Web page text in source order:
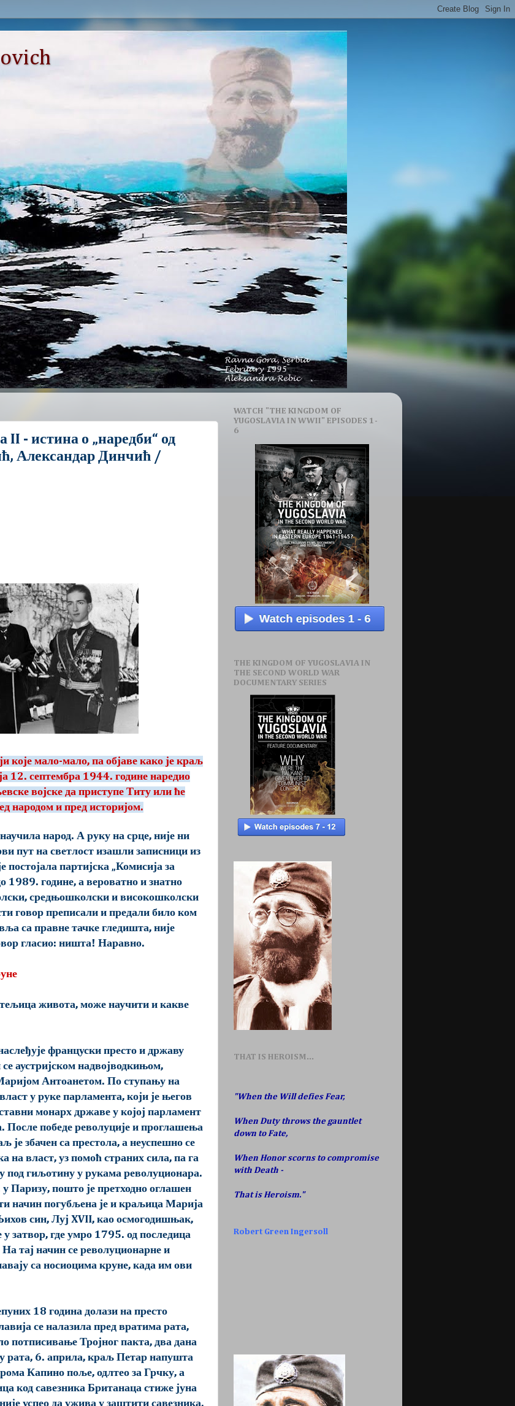
- истина о „наредби“ од
Александар Динчић /
које мало-мало, па објаве како је краљ
12. септембра 1944. године наредио
војске да приступе Титу или ће
народом и пред историјом.
народ. А руку на срце, није ни
пут на светлост изашли записници из
постојала партијска „Комисија за
1989. године, а вероватно и знатно
средњошколски и високошколски
говор преписали и предали било ком
са правне тачке гледишта, није
гласио: ништа! Наравно.
живота, може научити и какве
француски престо и државу
аустријском надвојводкињом,
Антоанетом. По ступању на
у руке парламента, који је његов
монарх државе у којој парламент
После победе револуције и проглашења
збачен са престола, а неуспешно се
на власт, уз помоћ страних сила, па га
под гиљотину у рукама револуционара.
Паризу, пошто је претходно оглашен
начин погубљена је и краљица Марија
син, Луј XVII, као осмогодишњак,
у затвор, где умро 1795. од последица
тај начин се револуционарне и
са носиоцима круне, када им ови
18 година долази на престо
се налазила пред вратима рата,
потписивање Тројног пакта, два дана
рата, 6. априла, краљ Петар напушта
Капино поље, одлтео за Грчку, а
код савезника Британаца стиже јуна
успео да ужива у заштити савезника,
WATCH "THE KINGDOM OF
YUGOSLAVIA IN WWII" EPISODES 1-
6
THE KINGDOM OF YUGOSLAVIA IN
THE SECOND WORLD WAR
DOCUMENTARY SERIES
THAT IS HEROISM...
"When the Will defies Fear,
When Duty throws the gauntlet
down to Fate,
When Honor scorns to compromise
with Death -
That is Heroism."
Robert Green Ingersoll